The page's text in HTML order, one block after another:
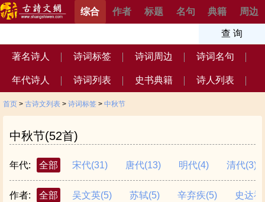
周边
典籍
名句
标题
作者
综合
著名诗人 诗词标签 诗词周边 诗词名句
年代诗人 诗词列表 史书典籍 诗人列表
首页 > 古诗文列表 > 诗词标签 > 中秋节
中秋节(52首)
年代: 全部 宋代(31) 唐代(13) 明代(4) 清代(3)
作者: 全部 吴文英(5) 苏轼(5) 辛弃疾(5) 史达祖